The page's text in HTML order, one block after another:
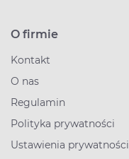
O firmie
Kontakt
O nas
Regulamin
Polityka prywatności
Ustawienia prywatności